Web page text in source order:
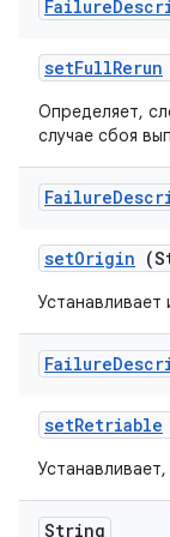
Failure
setFullRerun
Определяет,
случае сбоя
Failure
setOrigin
Устанавливает
Failure
setRetriable
String